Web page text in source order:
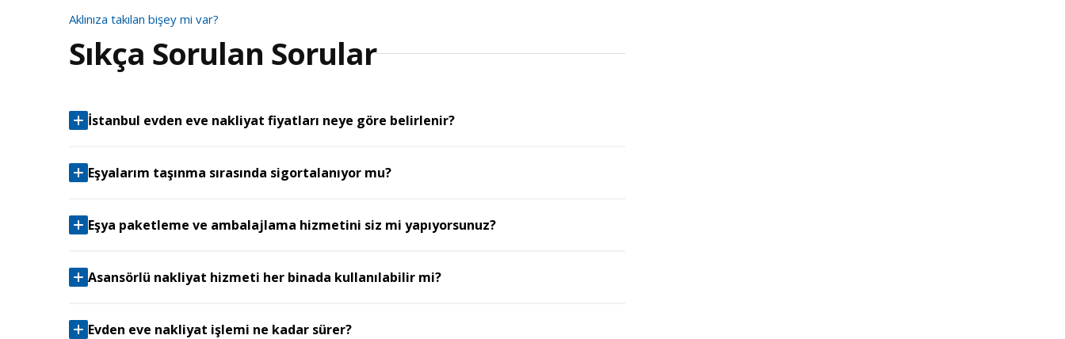
Aklınıza takılan bişey mi var?
Sıkça Sorulan Sorular
İstanbul evden eve nakliyat fiyatları neye göre belirlenir?
Eşyalarım taşınma sırasında sigortalanıyor mu?
Eşya paketleme ve ambalajlama hizmetini siz mi yapıyorsunuz?
Asansörlü nakliyat hizmeti her binada kullanılabilir mi?
Evden eve nakliyat işlemi ne kadar sürer?